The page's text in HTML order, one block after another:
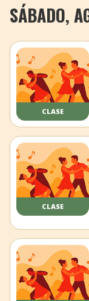
SÁBADO,
CLASE
CLASE